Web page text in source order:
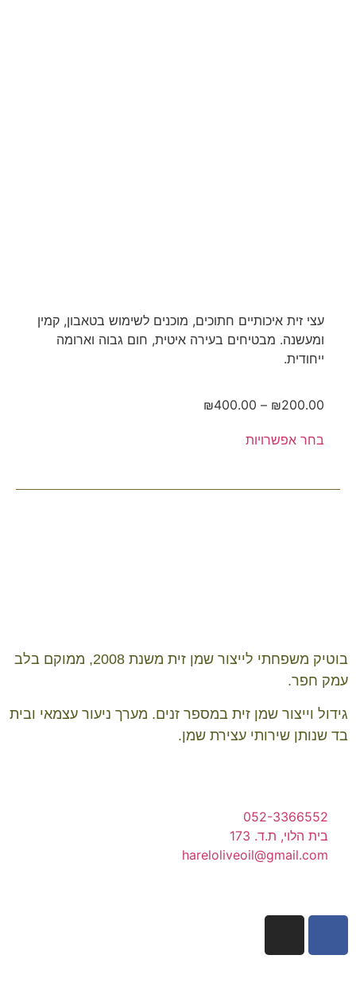
עצי זית איכותיים חתוכים, מוכנים לשימוש בטאבון, קמין
ומעשנה. מבטיחים בעירה איטית, חום גבוה וארומה
ייחודית.
₪200.00
–
₪400.00
בחר אפשרויות
בוטיק משפחתי לייצור שמן זית משנת 2008, ממוקם בלב
עמק חפר.
גידול וייצור שמן זית במספר זנים. מערך ניעור עצמאי ובית
בד שנותן שירותי עצירת שמן.
052-3366552
בית הלוי, ת.ד. 173
hareloliveoil@gmail.com